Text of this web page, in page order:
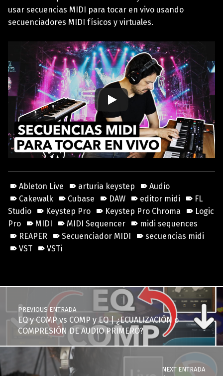
usar secuencias MIDI para tocar en vivo usando
secuenciadores MIDI físicos y virtuales.
Ableton Live arturia keystep
Audio
Cakewalk
Cubase DAW editor midi
FL
Studio
Keystep Pro Keystep Pro Chroma
Logic
Pro
MIDI MIDI Sequencer
midi sequences
REAPER
Secuenciador MIDI
secuencias midi
VST
VSTi
Post navigation
PREVIOUS ENTRADA
EQ y COMP vs COMP y EQ | ¿ECUALIZACIÓN o
COMPRESIÓN DE AUDIO PRIMERO?
NEXT ENTRADA